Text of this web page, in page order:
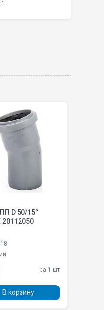
50/15°
20112050
за 1 шт
В корзину